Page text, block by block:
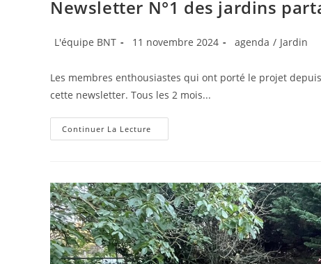
Newsletter N°1 des jardins
Auteur/autrice
publication :
L'équipe BNT
Publication
11 novembre 2024
Post
agenda / Jardin
Les membres enthousiastes qui ont porté le projet
cette newsletter. Tous les 2 mois...
Continuer La Lecture
N°1